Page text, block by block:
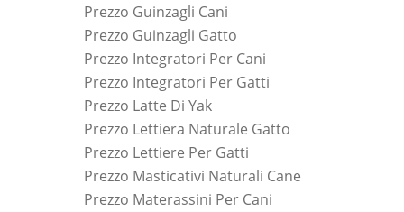
Prezzo Guinzagli Cani
Prezzo Guinzagli Gatto
Prezzo Integratori Per Cani
Prezzo Integratori Per Gatti
Prezzo Latte Di Yak
Prezzo Lettiera Naturale Gatto
Prezzo Lettiere Per Gatti
Prezzo Masticativi Naturali Cane
Prezzo Materassini Per Cani